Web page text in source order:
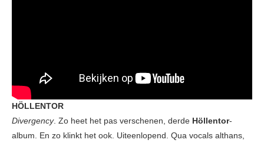
HÖLLENTOR
Divergency. Zo heet het pas verschenen, derde Höllentor-
album. En zo klinkt het ook. Uiteenlopend. Qua vocals althans,